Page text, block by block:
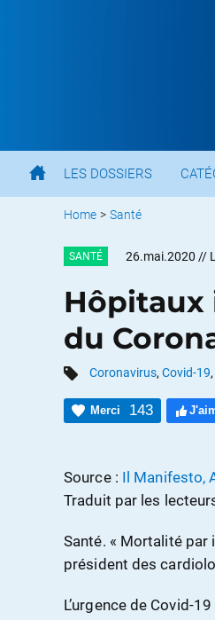
LES DOSSIERS
Home > Santé
SANTÉ 26.mai.2020 //
Hôpitaux
du
Coronavirus, Covid-19,
Merci 143
Source : Il Manifesto,
Traduit par les
Santé. « Mortalité
président des
L’urgence de Covid-